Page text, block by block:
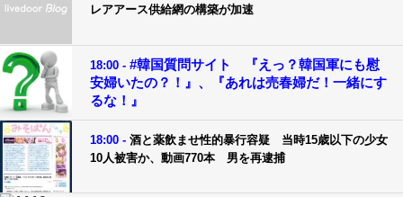
レアアース供給網の構築が加速
18:00 - #韓国質問サイト 『えっ？韓国軍にも慰
安婦いたの？！』、『あれは売春婦だ！一緒にす
るな！』
18:00 - 酒と薬飲ませ性的暴行容疑 当時15歳以下の少女
10人被害か、動画770本 男を再逮捕